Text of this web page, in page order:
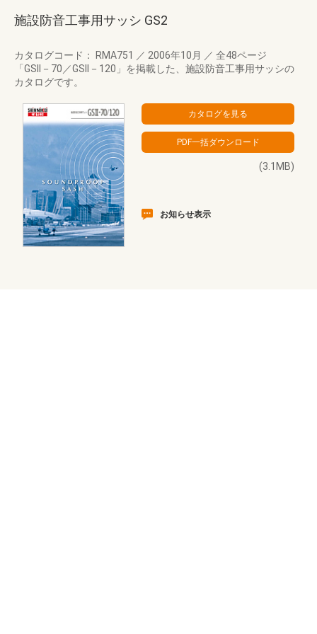
施設防音工事用サッシ GS2
カタログコード： RMA751 ／ 2006年10月 ／ 全48ページ
「GSII－70／GSII－120」を掲載した、施設防音工事用サッシの
カタログです。
(3.1MB)
お知らせ表示